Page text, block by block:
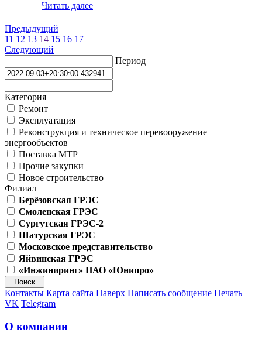
Читать далее
Предыдущий
11 12 13 14 15 16 17
Следующий
Период
Категория
Ремонт
Эксплуатация
Реконструкция и техническое перевооружение
энергообъектов
Поставка МТР
Прочие закупки
Новое строительство
Филиал
Берёзовская ГРЭС
Смоленская ГРЭС
Сургутская ГРЭС-2
Шатурская ГРЭС
Московское представительство
Яйвинская ГРЭС
«Инжиниринг» ПАО «Юнипро»
Контакты Карта сайта Наверх Написать сообщение Печать
VK Telegram
О компании